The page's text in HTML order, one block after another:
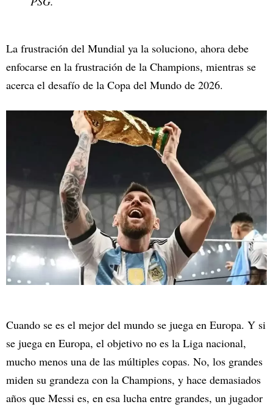
La frustración del Mundial ya la soluciono, ahora debe
enfocarse en la frustración de la Champions, mientras se
acerca el desafío de la Copa del Mundo de 2026.
Cuando se es el mejor del mundo se juega en Europa. Y si
se juega en Europa, el objetivo no es la Liga nacional,
mucho menos una de las múltiples copas. No, los grandes
miden su grandeza con la Champions, y hace demasiados
años que Messi es, en esa lucha entre grandes, un jugador